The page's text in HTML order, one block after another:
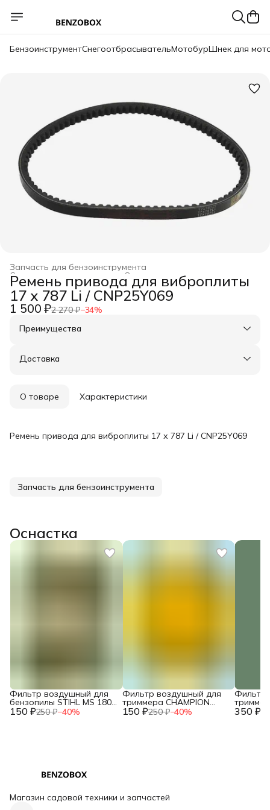
БензоинструментСнегоотбрасывательМотобурШнек для
Запчасть для бензоинструмента
Оснастка для инструмента
Строительство и ремонт
Главная ›
Ремень привода для виброплиты
17 х 787 Li / CNP25Y069
1 500 ₽2 270 ₽−34%
Преимущества
Оплата частями в Сплит
Удобный возврат
Доставка
О товаре Характеристики
Ремень привода для виброплиты 17 х 787 Li / CNP25Y069
Запчасть для бензоинструмента
Оснастка
150 ₽250 ₽−40%
Фильтр воздушный для
бензопилы STIHL MS 180
двухслойный NEW c 150 ₽250 ₽−40%
Фильтр воздушный для
триммера CHAMPION
T444S-2 / HUSQVARNA 350 ₽
Фильтр
T463S-
Магазин садовой техники и запчастей